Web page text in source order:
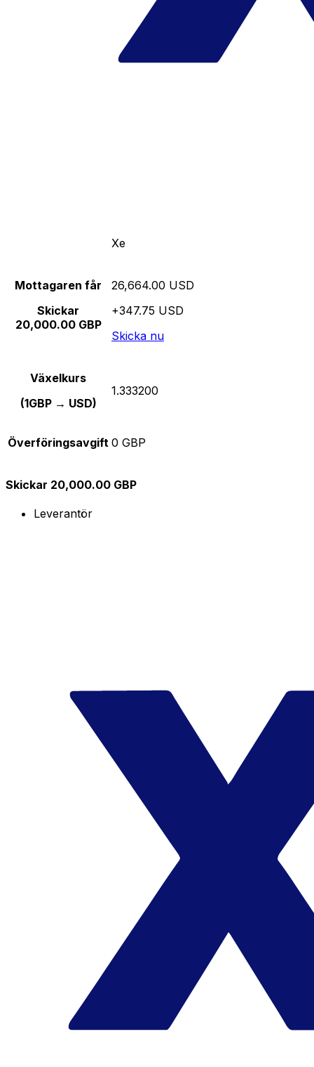
Xe
Mottagaren får
Skickar
20,000.00 GBP
26,664.00 USD
+347.75 USD
Skicka nu
Växelkurs
(1GBP → USD)
1.333200
Överföringsavgift 0 GBP
Skickar 20,000.00 GBP
Leverantör